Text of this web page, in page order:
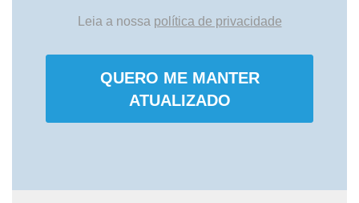
Leia a nossa política de privacidade
QUERO ME MANTER
ATUALIZADO